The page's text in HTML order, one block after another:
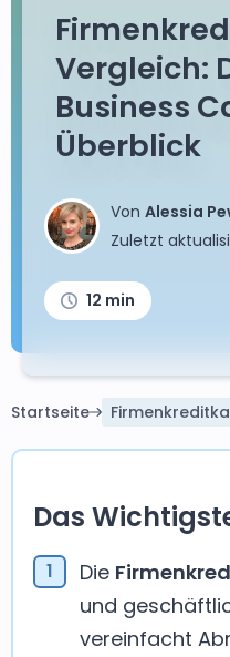
Vergleich:
Business
Überblick
Von Alessia
Zuletzt
12 min
Startseite
Das
Die
und
vereinfacht